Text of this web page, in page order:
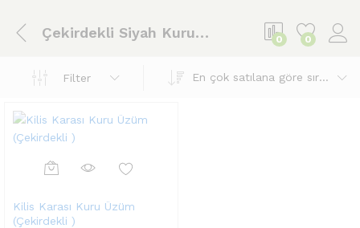
Çekirdekli Siyah Kuru Üzüm 0 0
Filter En çok satılana göre sırala
Kilis Karası Kuru Üzüm
(Çekirdekli )